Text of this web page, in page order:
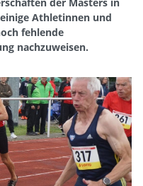
Athletinnen und
fehlende
nachzuweisen.